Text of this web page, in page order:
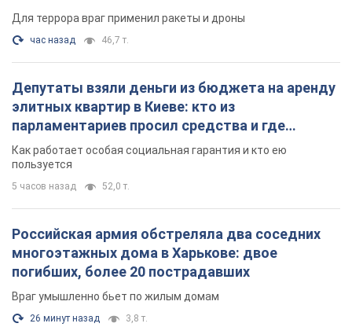
Для террора враг применил ракеты и дроны
час назад 46,7 т.
Депутаты взяли деньги из бюджета на аренду
элитных квартир в Киеве: кто из
парламентариев просил средства и где
поселился
Как работает особая социальная гарантия и кто ею
пользуется
5 часов назад 52,0 т.
Российская армия обстреляла два соседних
многоэтажных дома в Харькове: двое
погибших, более 20 пострадавших
Враг умышленно бьет по жилым домам
26 минут назад 3,8 т.